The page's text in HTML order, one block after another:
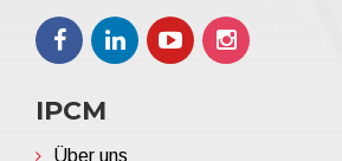
IPCM
Über uns